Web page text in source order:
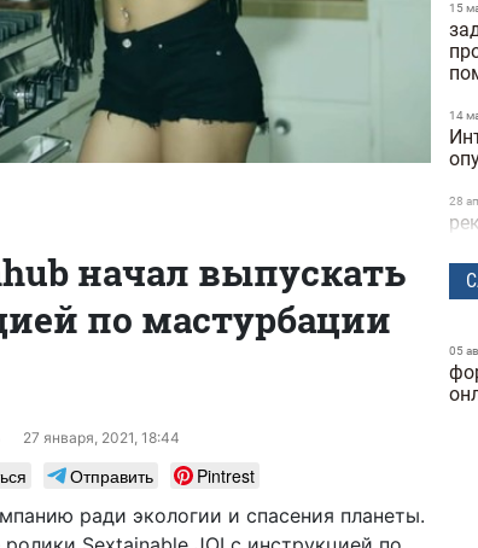
начал выпускать
по мастурбации
27 января, 2021, 18:44
Отправить
Pintrest
ради экологии и спасения планеты.
15
14
28
05